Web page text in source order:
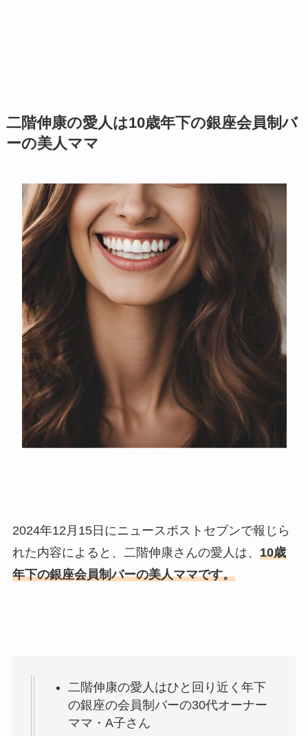
二階伸康の愛人は10歳年下の銀座会員制バ
ーの美人ママ
2024年12月15日にニュースポストセブンで報じら
れた内容によると、二階伸康さんの愛人は、 10歳
年下の銀座会員制バーの美人ママです。
二階伸康の愛人はひと回り近く年下
の銀座の会員制バーの30代オーナー
ママ・A子さん